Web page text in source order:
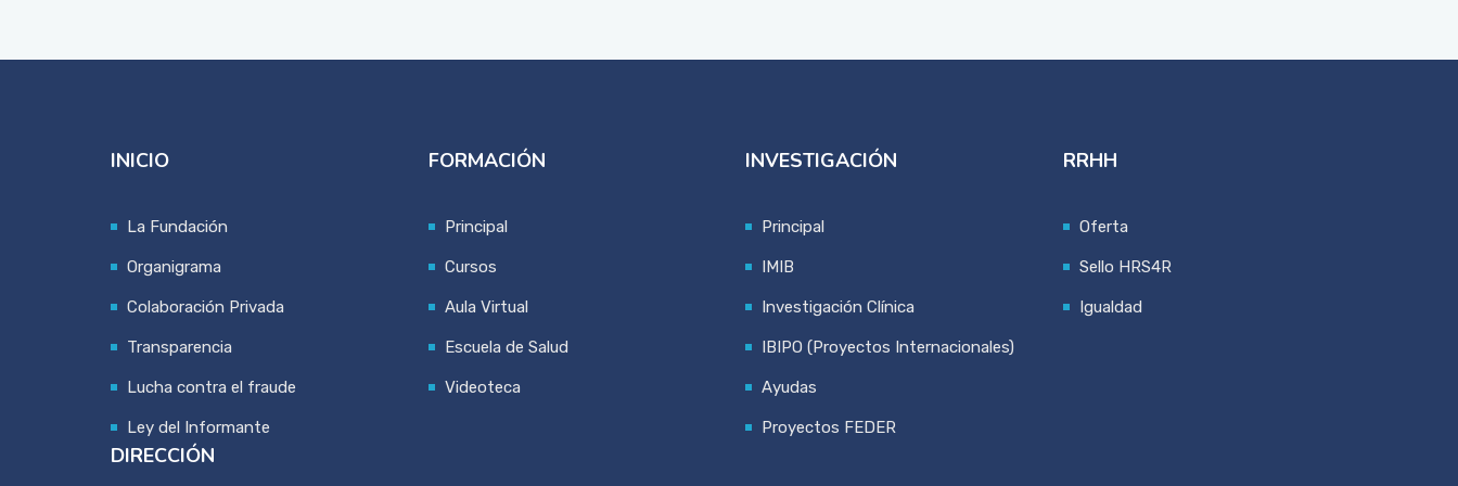
INICIO
La Fundación
Organigrama
Colaboración Privada
Transparencia
Lucha contra el fraude
Ley del Informante
FORMACIÓN
Principal
Cursos
Aula Virtual
Escuela de Salud
Videoteca
INVESTIGACIÓN
Principal
IMIB
Investigación Clínica
IBIPO (Proyectos Internacionales)
Ayudas
Proyectos FEDER
RRHH
Oferta
Sello HRS4R
Igualdad
DIRECCIÓN